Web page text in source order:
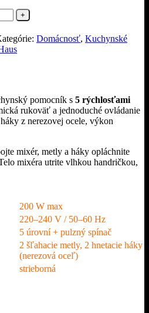
Domácnosť, Kuchynské
pomocník s 5 rýchlosťami
rukoväť a jednoduché ovládanie
z nerezovej ocele, výkon
mixér, metly a háky opláchnite
mixéra utrite vlhkou handričkou,
200 W max
220–240 V / 50–60 Hz
5 úrovní + pulzný spínač
2 šľahacie metly, 2 hnetacie háky
(nerezová oceľ)
strieborná